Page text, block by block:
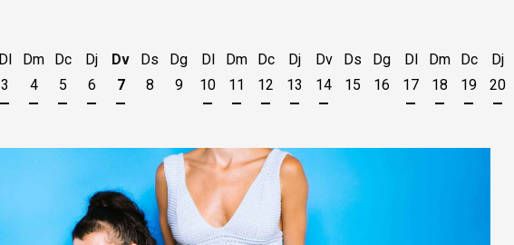
Dl
3
Dilluns 3 d'agost
Dm
4
Dimarts 4 d'agost
Dc
5
Dimecres 5 d'agost
Dj
6
Dijous 6 d'agost
Dv
7
Divendres 7 d'agost
Ds
8
Dg
9
Dl
10
Dilluns 10 d'agost
Dm
11
Dimarts 11 d'agost
Dc
12
Dimecres 12 d'agost
Dj
13
Dijous 13 d'agost
Dv
14
Divendres 14 d'agost
Ds
15
Dg
16
Dl
17
Dilluns 17
Dm
18
Dimarts 18
Dc
19
Dj
20